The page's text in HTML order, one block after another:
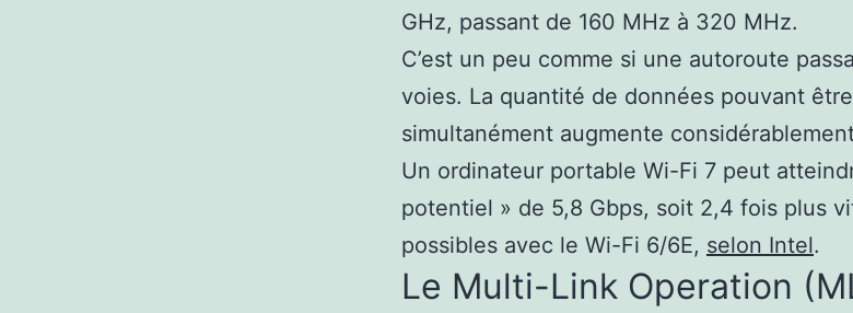
GHz, passant de 160 MHz à 320 MHz.
C’est un peu comme si une autoroute
voies. La quantité de données pouvant
simultanément augmente
Un ordinateur portable Wi-Fi 7 peut
potentiel » de 5,8 Gbps, soit 2,4 fois plus
possibles avec le Wi-Fi 6/6E, selon Intel.
Le Multi-Link Operation